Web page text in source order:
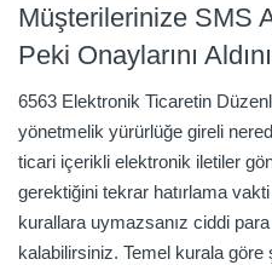
Müşterilerinize SMS
Peki Onaylarını
6563 Elektronik Ticaretin
yönetmelik yürürlüğe gireli
ticari içerikli elektronik iletiler
gerektiğini tekrar hatırlama
kurallara uymazsanız ciddi
kalabilirsiniz. Temel kurala göre